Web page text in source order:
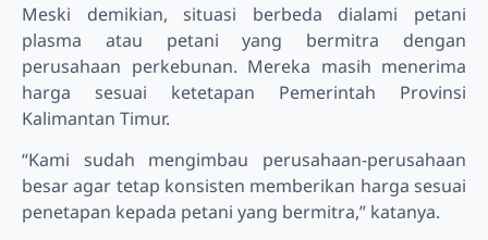
Meski demikian, situasi berbeda dialami petani
plasma atau petani yang bermitra dengan
perusahaan perkebunan. Mereka masih menerima
harga sesuai ketetapan Pemerintah Provinsi
Kalimantan Timur.
“Kami sudah mengimbau perusahaan-perusahaan
besar agar tetap konsisten memberikan harga sesuai
penetapan kepada petani yang bermitra,” katanya.